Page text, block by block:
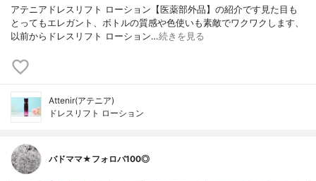
アテニアドレスリフト ローション【医薬部外品】の紹介です見た目も
とってもエレガント、ボトルの質感や色使いも素敵でワクワクします、
以前からドレスリフト ローション…続きを見る
Attenir(アテニア)
ドレスリフト ローション
バドママ★フォロバ100◎